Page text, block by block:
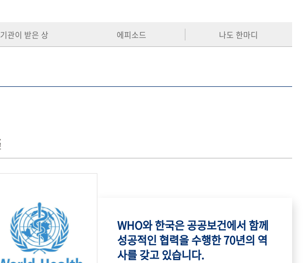
기관이 받은 상 에피소드 나도 한마디
WHO와 한국은 공공보건에서 함께
성공적인 협력을 수행한 70년의 역
사를 갖고 있습니다.